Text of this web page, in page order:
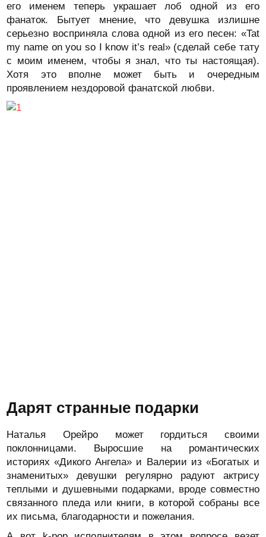
его именем теперь украшает лоб одной из его
фанаток. Бытует мнение, что девушка излишне
серьезно восприняла слова одной из его песен: «Tat
my name on you so I know it’s real» (сделай себе тату
с моим именем, чтобы я знал, что ты настоящая).
Хотя это вполне может быть и очередным
проявлением нездоровой фанатской любви.
Дарят странные подарки
Наталья Орейро может гордиться своими
поклонницами. Выросшие на романтических
историях «Дикого Ангела» и Валерии из «Богатых и
знаменитых» девушки регулярно радуют актрису
теплыми и душевными подарками, вроде совместно
связанного пледа или книги, в которой собраны все
их письма, благодарности и пожелания.